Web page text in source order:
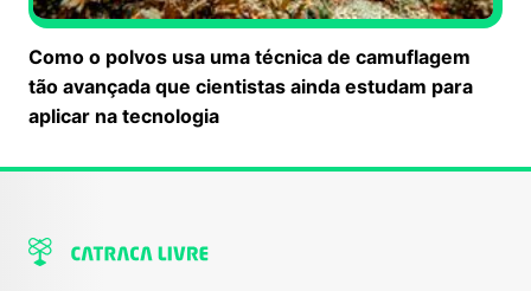
Como o polvos usa uma técnica de camuflagem
tão avançada que cientistas ainda estudam para
aplicar na tecnologia